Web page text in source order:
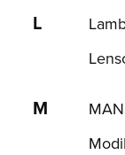
L
M
MAN